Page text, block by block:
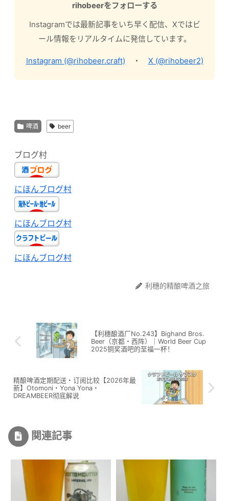
rihobeerをフォローする
Instagramでは最新記事をいち早く配信、Xではビ
ール情報をリアルタイムに発信しています。
Instagram (@rihobeer.craft) ・ X (@rihobeer2)
啤酒 beer
ブログ村
にほんブログ村
にほんブログ村
にほんブログ村
利穗的精酿啤酒之旅
【利穗酿酒厂No.243】Bighand Bros.
Beer（京都・西阵）｜World Beer Cup
2025铜奖酒吧的至福一杯！
精酿啤酒定期配送・订阅比较【2026年最
新】Otomoni・Yona Yona・
DREAMBEER彻底解说
関連記事